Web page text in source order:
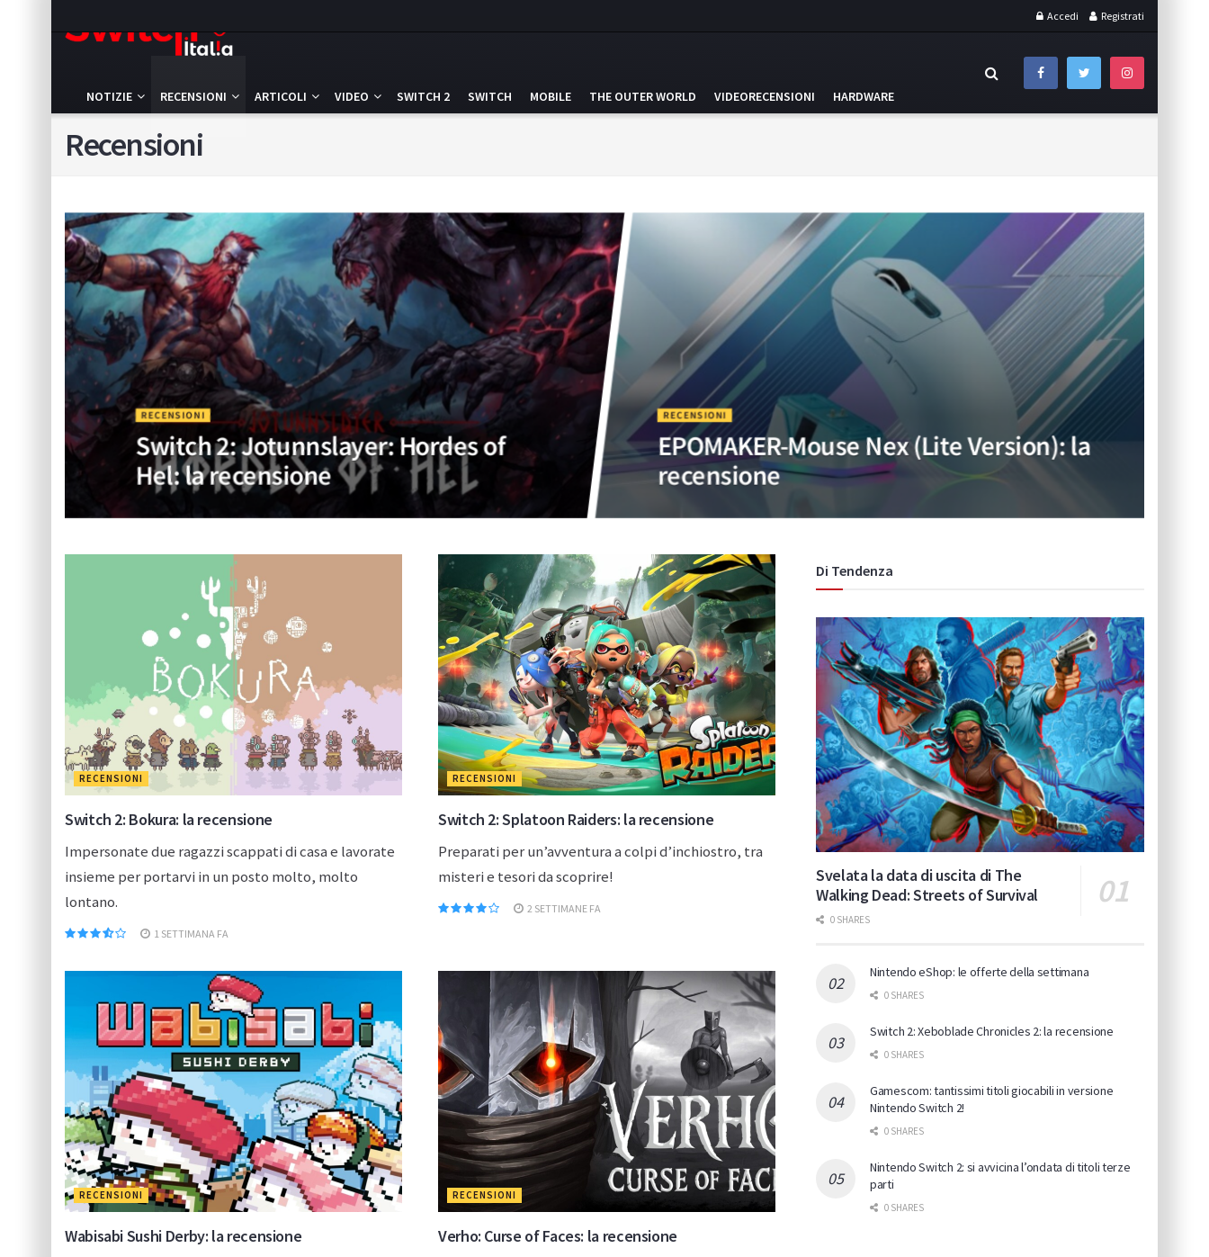
Accedi Registrati
NOTIZIE RECENSIONI ARTICOLI VIDEO SWITCH 2 SWITCH MOBILE THE OUTER WORLD VIDEORECENSIONI HARDWARE
Recensioni
RECENSIONI
Switch 2: Jotunnslayer: Hordes of
Hel: la recensione
RECENSIONI
EPOMAKER-Mouse Nex (Lite Version): la
recensione
RECENSIONI
Switch 2: Bokura: la recensione
Impersonate due ragazzi scappati di casa e lavorate
insieme per portarvi in un posto molto, molto
lontano.
1 SETTIMANA FA
RECENSIONI
Switch 2: Splatoon Raiders: la recensione
Preparati per un’avventura a colpi d’inchiostro, tra
misteri e tesori da scoprire!
2 SETTIMANE FA
RECENSIONI
Wabisabi Sushi Derby: la recensione
RECENSIONI
Verho: Curse of Faces: la recensione
Di Tendenza
Svelata la data di uscita di The
Walking Dead: Streets of Survival
0 SHARES
Nintendo eShop: le offerte della settimana
0 SHARES
Switch 2: Xeboblade Chronicles 2: la recensione
0 SHARES
Gamescom: tantissimi titoli giocabili in versione
Nintendo Switch 2!
0 SHARES
Nintendo Switch 2: si avvicina l’ondata di titoli terze
parti
0 SHARES